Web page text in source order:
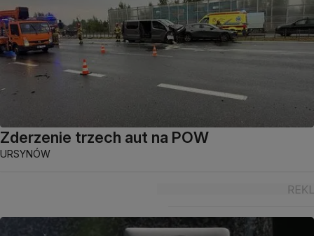
Zderzenie trzech aut na POW
URSYNÓW